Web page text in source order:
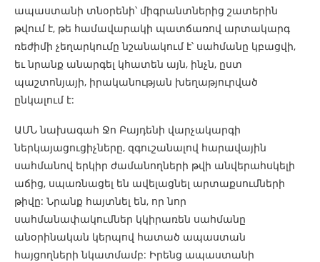
ապաստանի տնօրենի՝ միգրանտներից շատերին
թվում է, թե համավարակի պատճառով արտակարգ
ռեժիմի չեղարկումը նշանակում է՝ սահմանը կբացվի,
եւ նրանք անարգել կհատեն այն, ինչն, ըստ
պաշտոնյայի, իրականության խեղաթյուրված
ընկալում է:
ԱՄՆ նախագահ Ջո Բայդենի վարչակարգի
ներկայացուցիչները, զգուշանալով հարավային
սահմանով երկիր ժամանողների թվի անվերահսկելի
աճից, սպառնացել են ավելացնել արտաքսումների
թիվը: Նրանք հայտնել են, որ նոր
սահմանափակումներ կկիրառեն սահմանը
անօրինական կերպով հատած ապաստան
հայցողների նկատմամբ: Իրենց ապաստանի